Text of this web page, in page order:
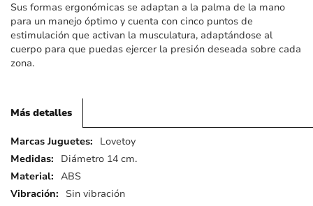
Sus formas ergonómicas se adaptan a la palma de la mano
para un manejo óptimo y cuenta con cinco puntos de
estimulación que activan la musculatura, adaptándose al
cuerpo para que puedas ejercer la presión deseada sobre cada
zona.
Más detalles
Más
detalles
Lovetoy
Diámetro 14 cm.
ABS
Sin vibración